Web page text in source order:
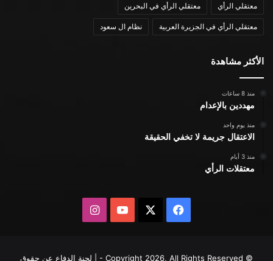
معتقلي الرأي معتقلي الرأي في البحرين
معتقلي الرأي في الجزيرة العربية نظام ال سعود
الأكثر مشاهدة
منذ 8 ساعات
مهددين بالإعدام
منذ يوم واحد
الاعتقال جريمة لا تخفي الحقيقة
منذ 3 أيام
معتقلات الرأي
فيسبوك يوتيوبانستقرام
© Copyright 2026, All Rights Reserved - | لجنة الدفاع عن حقوق